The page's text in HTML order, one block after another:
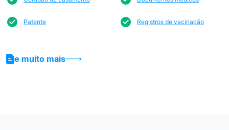
Patente Registros de vacinação
e muito mais